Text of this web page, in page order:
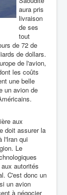
aura pris
livraison
de ses
tout
de 72 de
de dollars.
de l'avion,
les coûts
une belle
un avion de
aux
doit assurer la
l'Iran qui
Le
autorités
C'est donc un
un avion
à négocier